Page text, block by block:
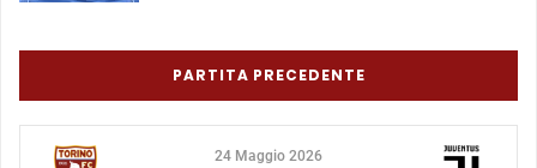
PARTITA PRECEDENTE
24 Maggio 2026